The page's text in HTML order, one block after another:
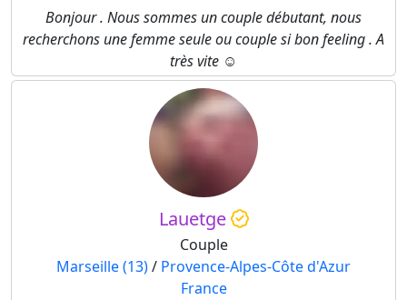
Bonjour . Nous sommes un couple débutant, nous
recherchons une femme seule ou couple si bon feeling . A
très vite ☺️
Lauetge
Couple
Marseille (13)/ Provence-Alpes-Côte d'Azur
France